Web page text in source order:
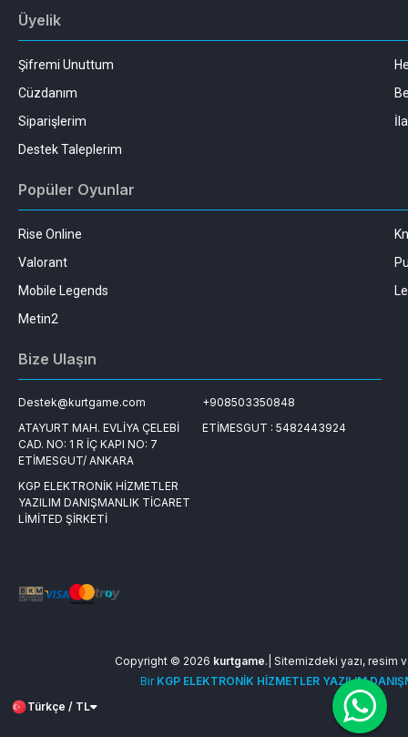
Üyelik
Şifremi Unuttum
Cüzdanım
Siparişlerim
Destek Taleplerim
Popüler Oyunlar
Rise Online
Valorant
Mobile Legends
Metin2
Bize Ulaşın
Destek@kurtgame.com
+908503350848
ATAYURT MAH. EVLİYA ÇELEBİ
CAD. NO: 1 R İÇ KAPI NO: 7
ETİMESGUT/ ANKARA
ETİMESGUT : 5482443924
KGP ELEKTRONİK HİZMETLER
YAZILIM DANIŞMANLIK TİCARET
LİMİTED ŞİRKETİ
Copyright © 2026 kurtgame.| Sitemizdeki yazı, resim
Bir KGP ELEKTRONİK HİZMETLER YAZILIM
Türkçe / TL